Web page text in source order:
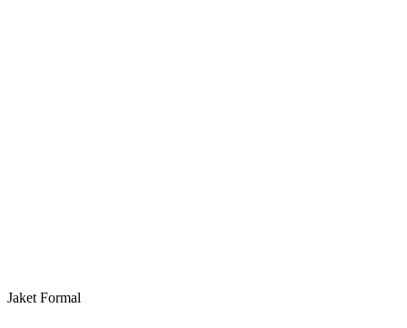
Jaket Formal